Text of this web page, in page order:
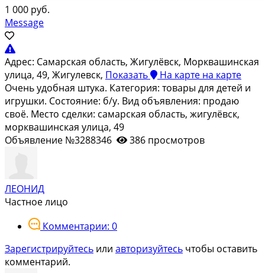
1 000 руб.
Message
Адрес: Самарская область, Жигулёвск, Морквашинская
улица, 49, Жигулевск, Показать На карте на карте
Очень удобная штука. Категория: товары для детей и
игрушки. Состояние: б/у. Вид объявления: продаю
своё. Место сделки: самарская область, жигулёвск,
морквашинская улица, 49
Объявление №3288346
386 просмотров
ЛЕОНИД
Частное лицо
Комментарии: 0
Зарегистрируйтесь или авторизуйтесь чтобы оставить
комментарий.